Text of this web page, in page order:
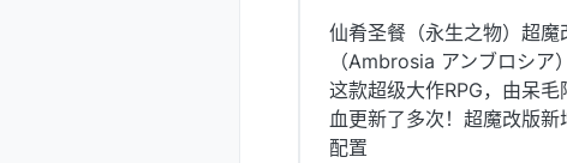
仙肴圣餐（永生之物）超
（Ambrosia アンブロシア）
这款超级大作RPG，由呆
血更新了多次！超魔改版
配置